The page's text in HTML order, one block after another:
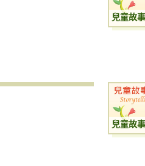
兒童故
兒童故